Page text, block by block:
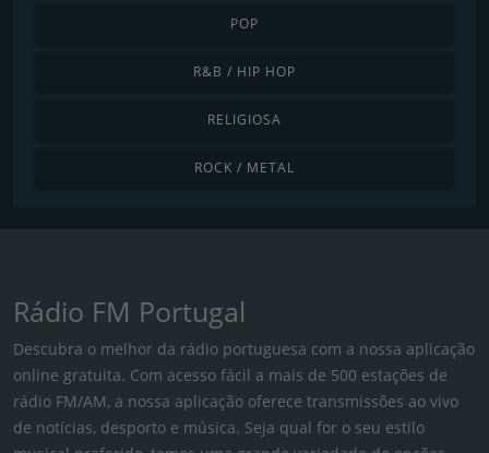
POP
R&B / HIP HOP
RELIGIOSA
ROCK / METAL
Rádio FM Portugal
Descubra o melhor da rádio portuguesa com a nossa aplicação
online gratuita. Com acesso fácil a mais de 500 estações de
rádio FM/AM, a nossa aplicação oferece transmissões ao vivo
de notícias, desporto e música. Seja qual for o seu estilo